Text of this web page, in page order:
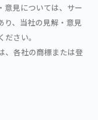
意見については、サー
り、当社の見解・意見
さい。
、各社の商標または登